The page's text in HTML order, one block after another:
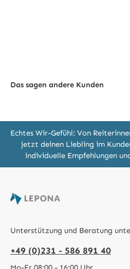
Das sagen andere Kunden
Echtes Wir-Gefühl: Von
jetzt deinen Liebling im
individuelle Empfehlungen
Unterstützung und Beratung
+49 (0)231 - 586 891 40